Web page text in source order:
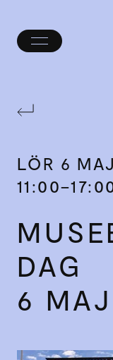
Öppna/stäng
LÖR 6 MAJ
DAG
6 MAJ